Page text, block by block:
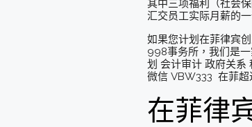
其中三项福利（社会
汇交员工实际月薪的
如果您计划在菲律宾
998事务所，我们是
划 会计审计 政府关系
微信 VBW333 在菲超
在菲律